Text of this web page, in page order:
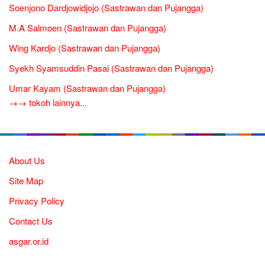
Soenjono Dardjowidjojo (Sastrawan dan Pujangga)
M.A Salmoen (Sastrawan dan Pujangga)
Wing Kardjo (Sastrawan dan Pujangga)
Syekh Syamsuddin Pasai (Sastrawan dan Pujangga)
Umar Kayam (Sastrawan dan Pujangga)
→→ tokoh lainnya...
About Us
Site Map
Privacy Policy
Contact Us
asgar.or.id